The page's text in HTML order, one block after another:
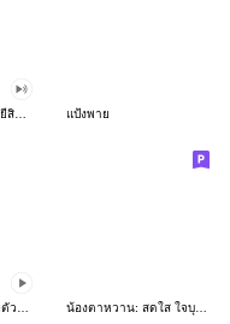
แป้งพาย
น้องตาหวาน: สดใส ใจบุญ (สีพาสเทล)